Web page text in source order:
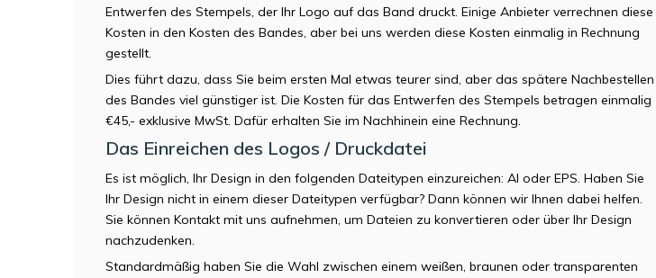
Entwerfen des Stempels, der Ihr Logo auf das Band druckt. Einige Anbieter verrechnen diese
Kosten in den Kosten des Bandes, aber bei uns werden diese Kosten einmalig in Rechnung
gestellt.
Dies führt dazu, dass Sie beim ersten Mal etwas teurer sind, aber das spätere Nachbestellen
des Bandes viel günstiger ist. Die Kosten für das Entwerfen des Stempels betragen einmalig
€45,- exklusive MwSt. Dafür erhalten Sie im Nachhinein eine Rechnung.
Das Einreichen des Logos / Druckdatei
Es ist möglich, Ihr Design in den folgenden Dateitypen einzureichen: AI oder EPS. Haben Sie
Ihr Design nicht in einem dieser Dateitypen verfügbar? Dann können wir Ihnen dabei helfen.
Sie können Kontakt mit uns aufnehmen, um Dateien zu konvertieren oder über Ihr Design
nachzudenken.
Standardmäßig haben Sie die Wahl zwischen einem weißen, braunen oder transparenten